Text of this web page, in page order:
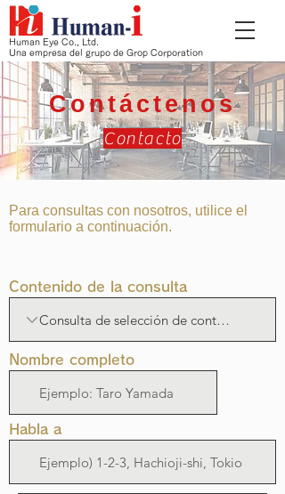
Human Eye Co., Ltd.
Una empresa del grupo de Grop Corporation
Contáctenos
Contacto
Para consultas con nosotros, utilice el
formulario a continuación.
Contenido de la consulta
Nombre completo
Habla a